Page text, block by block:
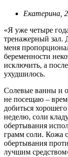
Екатерина,
«Я уже четыре
тренажерный зал.
меня
беременности
исключить, а
ухудшилось.
Солевые ванны и
не посещаю –
добиться
неделю, соли
обертывания
грамм соли. Кожа
обертывания
лучшим